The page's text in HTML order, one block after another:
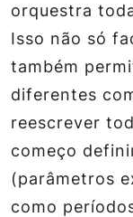
orquestra
Isso não só
também
diferentes
reescrever
começo
(parâmetros
como